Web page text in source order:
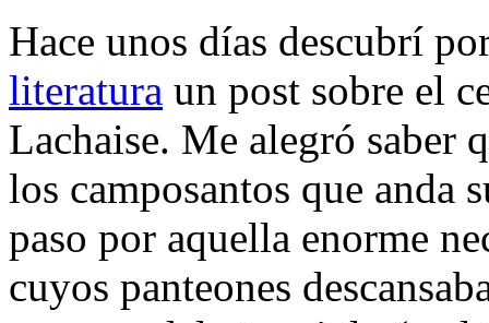
Hace unos días descubrí
literatura un post sobre el
Lachaise. Me alegró saber
los camposantos que anda
paso por aquella enorme
cuyos panteones